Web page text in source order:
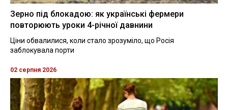
Зерно під блокадою: як українські фермери
повторюють уроки 4-річної давнини
Ціни обвалилися, коли стало зрозуміло, що Росія
заблокувала порти
02 серпня 2026